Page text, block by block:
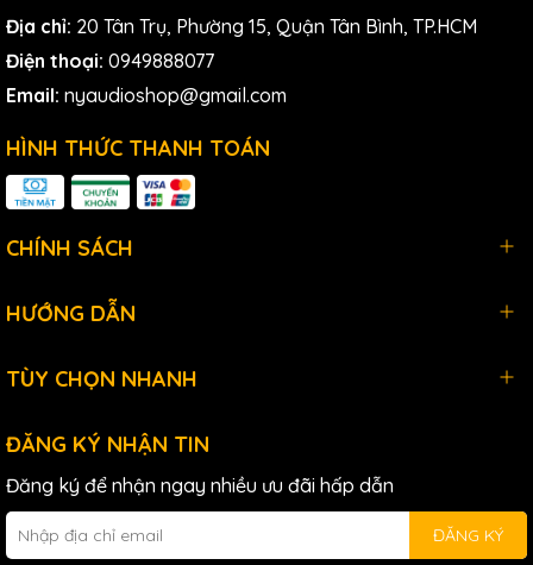
ShureULXD2/B58 được thiết kế với vỏ ngoài chắc chắn,
Địa chỉ: 20 Tân Trụ, Phường 15, Quận Tân Bình, TP.HCM
Điện thoại: 0949888077
Email: nyaudioshop@gmail.com
HÌNH THỨC THANH TOÁN
CHÍNH SÁCH
HƯỚNG DẪN
TÙY CHỌN NHANH
ĐĂNG KÝ NHẬN TIN
Đăng ký để nhận ngay nhiều ưu đãi hấp dẫn
ĐĂNG KÝ